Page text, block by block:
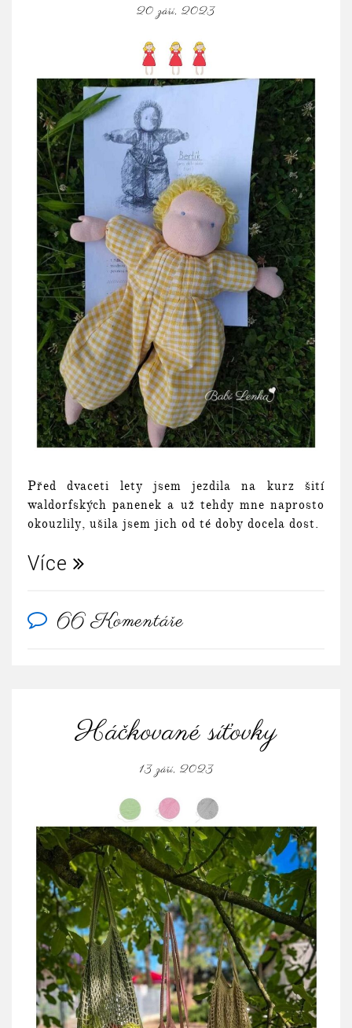
20 září, 2023
Před dvaceti lety jsem jezdila na kurz šití
waldorfských panenek a už tehdy mne naprosto
okouzlily, ušila jsem jich od té doby docela dost.
Více
66 Komentáře
Háčkované síťovky
13 září, 2023